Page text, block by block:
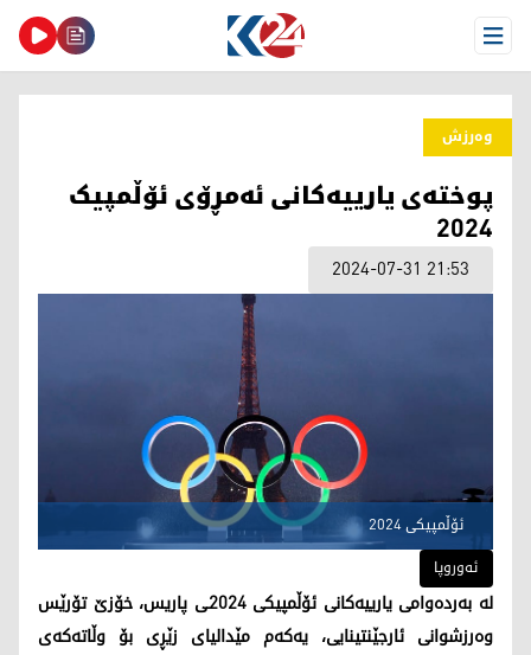
Open Menu
وەرزش
پوختەی یارییەکانی ئەمڕۆی ئۆڵمپیک
2024
2024-07-31 21:53
ئۆڵمپیکی 2024
ئه‌وروپا
لە بەردەوامی یارییەکانی ئۆڵمپیکی 2024ـی پاریس، خۆزێ تۆرێس
وەرزشوانی ئارجێنتینایی، یەکەم مێدالیای زێڕی بۆ وڵاتەکەی